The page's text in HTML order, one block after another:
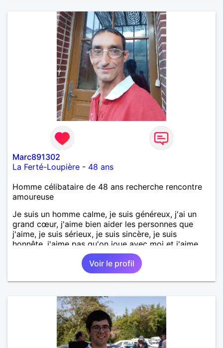
Marc891302
La Ferté-Loupière - 48 ans
Homme célibataire de 48 ans recherche rencontre
amoureuse
Je suis un homme calme, je suis généreux, j'ai un
grand cœur, j'aime bien aider les personnes que
j'aime, je suis sérieux, je suis sincère, je suis
honnête, j'aime pas qu'on joue avec moi et j'aime
pas les mensonges. Je cherche une relation
amoureuse et sérieuse.Voir le profil